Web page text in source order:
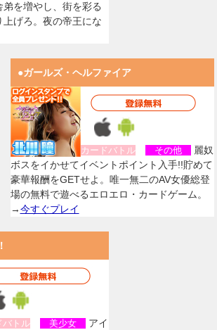
を増やし、街を彩る
げろ。夜の帝王にな
●ガールズ・ヘルファイア
カードバトル その他
麗奴
ボスをイかせてイベントポイント入手!!貯めて
豪華報酬をGETせよ。唯一無二のAV女優総登
場の無料で遊べるエロエロ・カードゲーム。
→今すぐプレイ
バトル 美少女
アイ